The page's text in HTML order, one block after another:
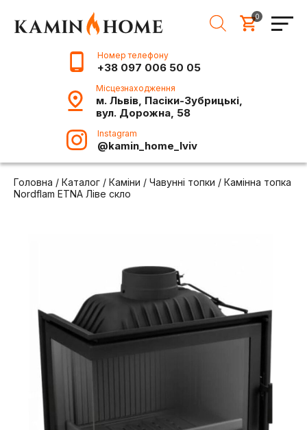
0
Номер телефону
+38 097 006 50 05
Місцезнаходження
м. Львів, Пасіки-Зубрицькі,
вул. Дорожна, 58
Instagram
@kamin_home_lviv
Головна / Каталог / Каміни / Чавунні топки / Камінна топка
Nordflam ETNA Ліве скло